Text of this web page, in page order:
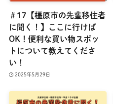
＃17【橿原市の先輩移住者
に聞く！】ここに行けば
OK！便利な買い物スポッ
トについて教えてくださ
い！
2025年5月29日